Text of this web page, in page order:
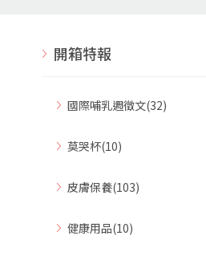
開箱特報
國際哺乳週徵文(32)
莫哭杯(10)
皮膚保養(103)
健康用品(10)